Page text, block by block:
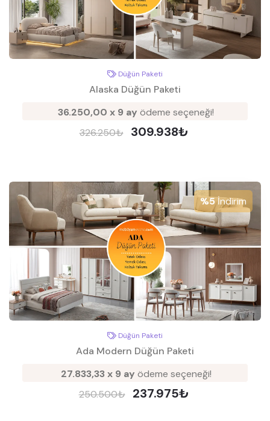
Düğün Paketi
Alaska Düğün Paketi
36.250,00 x 9 ay ödeme seçeneği!
326.250₺
309.938₺
%5İndirim
Düğün Paketi
Ada Modern Düğün Paketi
27.833,33 x 9 ay ödeme seçeneği!
250.500₺
237.975₺